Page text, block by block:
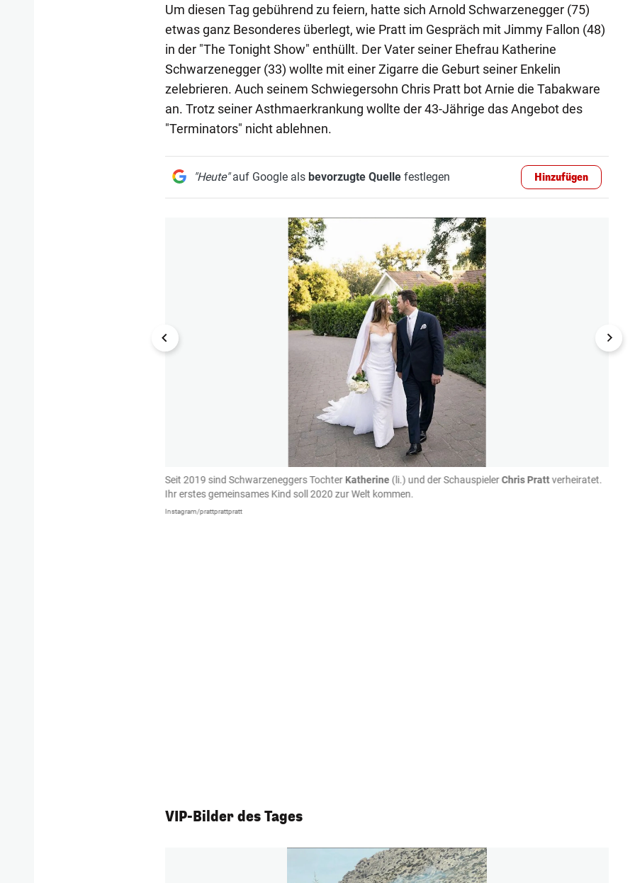
Um diesen Tag gebührend zu feiern, hatte sich Arnold Schwarzenegger (75)
etwas ganz Besonderes überlegt, wie Pratt im Gespräch mit Jimmy Fallon (48)
in der "The Tonight Show" enthüllt. Der Vater seiner Ehefrau Katherine
Schwarzenegger (33) wollte mit einer Zigarre die Geburt seiner Enkelin
zelebrieren. Auch seinem Schwiegersohn Chris Pratt bot Arnie die Tabakware
an. Trotz seiner Asthmaerkrankung wollte der 43-Jährige das Angebot des
"Terminators" nicht ablehnen.
"Heute"auf Google als bevorzugte Quellefestlegen Hinzufügen
1/7
Seit 2019 sind Schwarzeneggers Tochter Katherine (li.) und der SchauspielerChris Prattverheiratet.
Ihr erstes gemeinsames Kind soll 2020 zur Welt kommen.
Instagram/prattprattpratt
VIP-Bilder des Tages